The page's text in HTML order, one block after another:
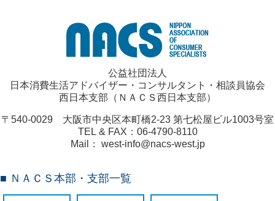
公益社団法人
日本消費生活アドバイザー・コンサルタント・相談員協会
西日本支部（ＮＡＣＳ西日本支部）
〒540-0029 大阪市中央区本町橋2-23 第七松屋ビル1003号室
TEL & FAX：06-4790-8110
Mail： west-info@nacs-west.jp
■ ＮＡＣＳ本部・支部一覧